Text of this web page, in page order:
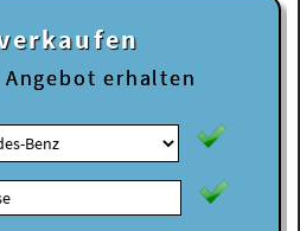
Angebot erhalten